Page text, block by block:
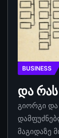
BUSINESS
და რას
გიორგი და
მაგიდაზე